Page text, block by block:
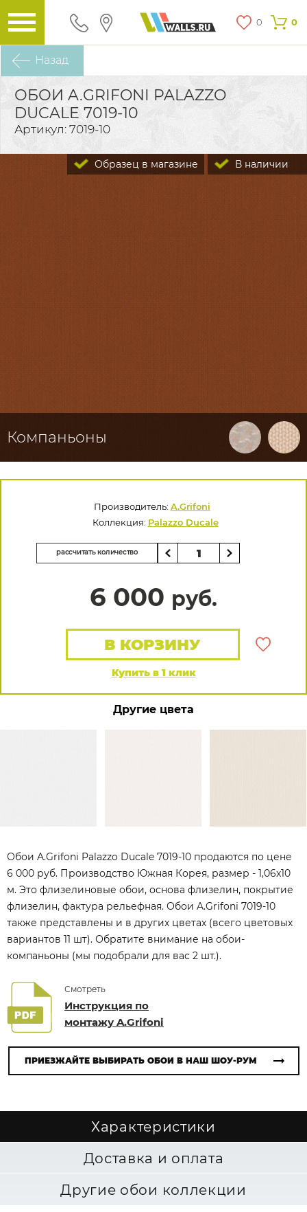
0 0
Назад
ОБОИ A.GRIFONI PALAZZO
DUCALE 7019-10
Артикул: 7019-10
В наличии
Образец в магазине
Компаньоны
Производитель: A.Grifoni
Коллекция: Palazzo Ducale
рассчитать количество
6 000 руб.
Купить в 1 клик
В КОРЗИНУ
Другие цвета
Обои A.Grifoni Palazzo Ducale 7019-10 продаются по цене
6 000 руб. Производство Южная Корея, размер - 1,06x10
м. Это флизелиновые обои, основа флизелин, покрытие
флизелин, фактура рельефная. Обои A.Grifoni 7019-10
также представлены и в других цветах (всего цветовых
вариантов 11 шт). Обратите внимание на обои-
компаньоны (мы подобрали для вас 2 шт.).
Смотреть
Инструкция по
монтажу A.Grifoni
ПРИЕЗЖАЙТЕ ВЫБИРАТЬ ОБОИ В НАШ ШОУ-РУМ
Характеристики
Доставка и оплата
Другие обои коллекции